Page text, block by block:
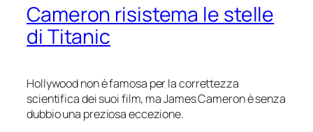
Cameron risistema le stelle
di Titanic
Hollywood non è famosa per la correttezza
scientifica dei suoi film, ma James Cameron è senza
dubbio una preziosa eccezione.